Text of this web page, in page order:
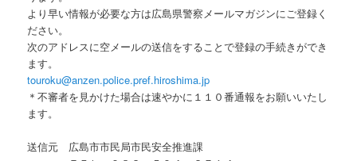
より早い情報が必要な方は広島県警察メールマガジンにご登録く
ださい。
次のアドレスに空メールの送信をすることで登録の手続きができ
ます。
touroku@anzen.police.pref.hiroshima.jp
＊不審者を見かけた場合は速やかに１１０番通報をお願いいたし
ます。
送信元 広島市市民局市民安全推進課